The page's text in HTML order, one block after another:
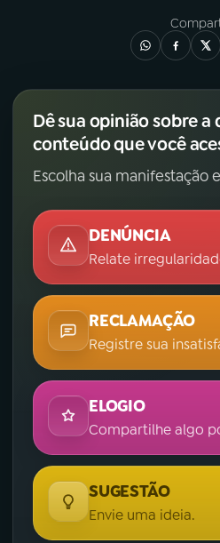
Dê sua opinião sobre a
conteúdo que você
Escolha sua manifestação
DENÚNCIA
Relate
RECLAMAÇÃO
Registre sua
ELOGIO
Compartilhe algo
SUGESTÃO
Envie uma ideia.